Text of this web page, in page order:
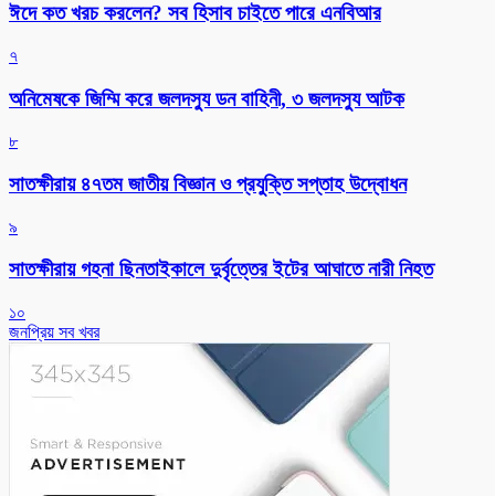
ঈদে কত খরচ করলেন? সব হিসাব চাইতে পারে এনবিআর
৭
অনিমেষকে জিম্মি করে জলদস্যু ডন বাহিনী, ৩ জলদস্যু আটক
৮
সাতক্ষীরায় ৪৭তম জাতীয় বিজ্ঞান ও প্রযুক্তি সপ্তাহ উদ্বোধন
৯
সাতক্ষীরায় গহনা ছিনতাইকালে দুর্বৃত্তের ইটের আঘাতে নারী নিহত
১০
জনপ্রিয় সব খবর